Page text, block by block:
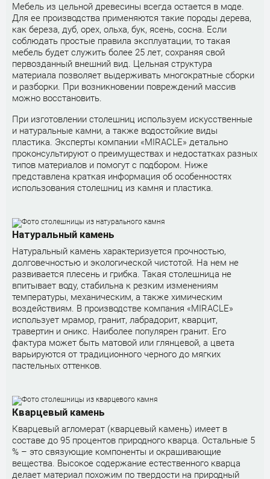
Мебель из цельной древесины всегда остается в моде.
Для ее производства применяются такие породы дерева,
как береза, дуб, орех, ольха, бук, ясень, сосна. Если
соблюдать простые правила эксплуатации, то такая
мебель будет служить более 25 лет, сохраняя свой
первозданный внешний вид. Цельная структура
материала позволяет выдерживать многократные сборки
и разборки. При возникновении повреждений массив
можно восстановить.
При изготовлении столешниц используем искусственные
и натуральные камни, а также водостойкие виды
пластика. Эксперты компании «MIRACLE» детально
проконсультируют о преимуществах и недостатках разных
типов материалов и помогут с подбором. Ниже
представлена краткая информация об особенностях
использования столешниц из камня и пластика.
Натуральный камень
Натуральный камень характеризуется прочностью,
долговечностью и экологической чистотой. На нем не
развивается плесень и грибка. Такая столешница не
впитывает воду, стабильна к резким изменениям
температуры, механическим, а также химическим
воздействиям. В производстве компания «MIRACLE»
использует мрамор, гранит, лабрадорит, кварцит,
травертин и оникс. Наиболее популярен гранит. Его
фактура может быть матовой или глянцевой, а цвета
варьируются от традиционного черного до мягких
пастельных оттенков.
Кварцевый камень
Кварцевый агломерат (кварцевый камень) имеет в
составе до 95 процентов природного кварца. Остальные 5
% – это связующие компоненты и окрашивающие
вещества. Высокое содержание естественного кварца
делает материал похожим по твердости на природный